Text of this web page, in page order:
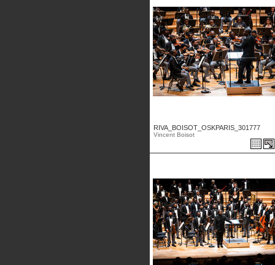
RIVA_BOISOT_OSKPARIS_301777
Vincent Boisot